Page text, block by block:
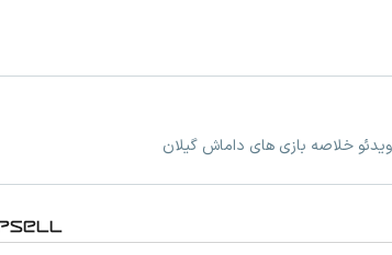
خلاصه بازی های داماش گیلان